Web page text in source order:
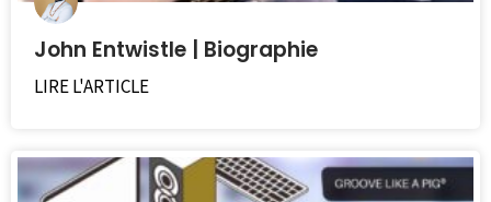
John Entwistle | Biographie
LIRE L'ARTICLE